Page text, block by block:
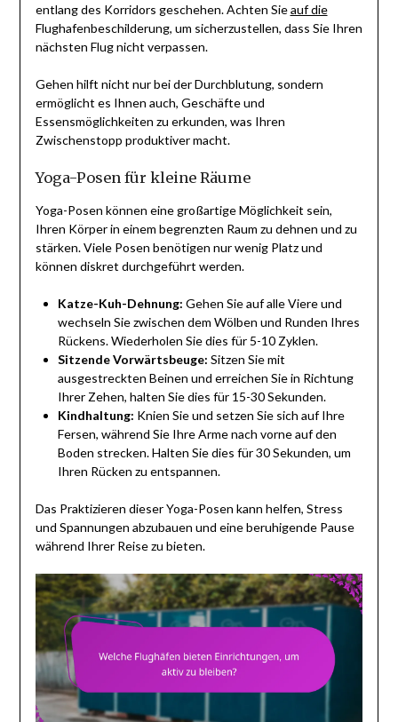
entlang des Korridors geschehen. Achten Sieauf die
Flughafenbeschilderung, um sicherzustellen, dass Sie Ihren
nächsten Flug nicht verpassen.
Gehen hilft nicht nur bei der Durchblutung, sondern
ermöglicht es Ihnen auch, Geschäfte und
Essensmöglichkeiten zu erkunden, was Ihren
Zwischenstopp produktiver macht.
Yoga-Posen für kleine Räume
Yoga-Posen können eine großartige Möglichkeit sein,
Ihren Körper in einem begrenzten Raum zu dehnen und zu
stärken. Viele Posen benötigen nur wenig Platz und
können diskret durchgeführt werden.
Katze-Kuh-Dehnung: Gehen Sie auf alle Viere und
wechseln Sie zwischen dem Wölben und Runden Ihres
Rückens. Wiederholen Sie dies für 5-10 Zyklen.
Sitzende Vorwärtsbeuge: Sitzen Sie mit
ausgestreckten Beinen und erreichen Sie in Richtung
Ihrer Zehen, halten Sie dies für 15-30 Sekunden.
Kindhaltung: Knien Sie und setzen Sie sich auf Ihre
Fersen, während Sie Ihre Arme nach vorne auf den
Boden strecken. Halten Sie dies für 30 Sekunden, um
Ihren Rücken zu entspannen.
Das Praktizieren dieser Yoga-Posen kann helfen, Stress
und Spannungen abzubauen und eine beruhigende Pause
während Ihrer Reise zu bieten.